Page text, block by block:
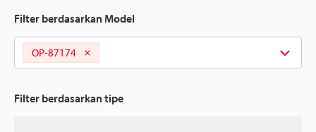
Filter berdasarkan Model
OP-87174
Filter berdasarkan tipe